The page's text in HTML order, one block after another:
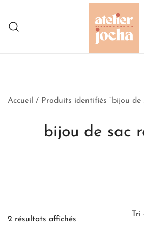
content
Accueil / Produits identifiés “bijou de
bijou de sac
2 résultats affichés